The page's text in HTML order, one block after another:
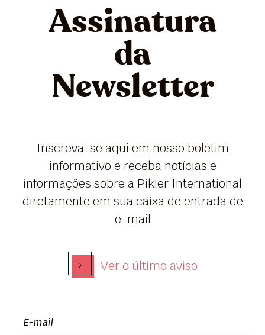
Assinatura
da
Newsletter
Inscreva-se aqui em nosso boletim
informativo e receba notícias e
informações sobre a Pikler International
diretamente em sua caixa de entrada de
e-mail
› Ver o último aviso